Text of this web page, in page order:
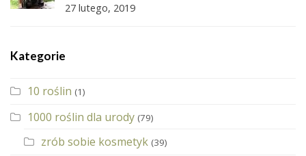
27 lutego, 2019
Kategorie
10 roślin (1)
1000 roślin dla urody (79)
zrób sobie kosmetyk (39)